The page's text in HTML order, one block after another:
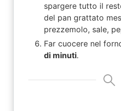
spargere tutto il
del pan grattato
prezzemolo, sale,
Far cuocere nel
di minuti.